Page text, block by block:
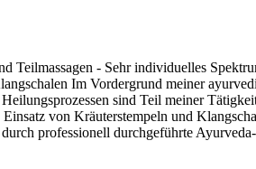
Teilmassagen - Sehr individuelles
Im Vordergrund meiner
sind Teil meiner
von Kräuterstempeln und
professionell durchgeführte